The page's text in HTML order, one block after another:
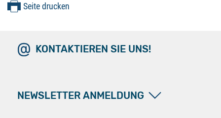
Seite drucken
KONTAKTIEREN SIE UNS!
NEWSLETTER ANMELDUNG